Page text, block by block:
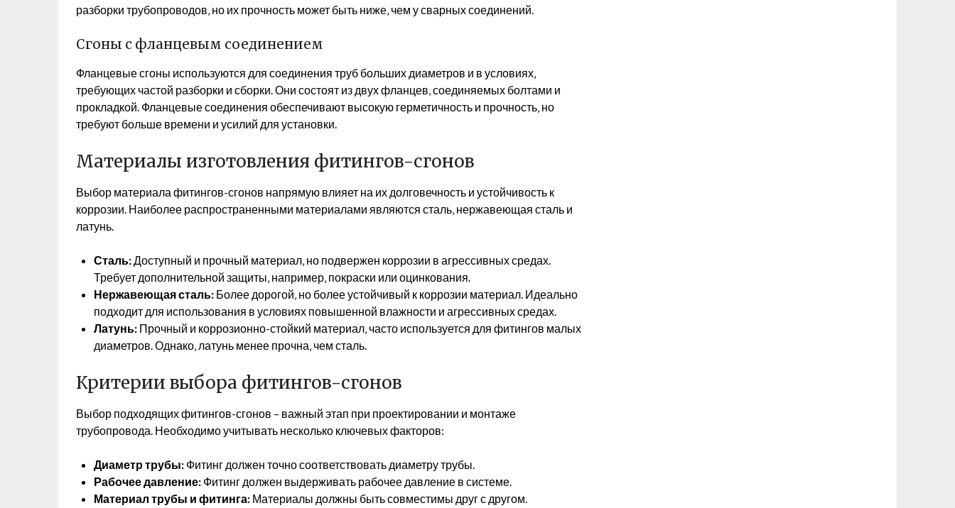
разборки трубопроводов‚ но их прочность может быть ниже‚ чем у сварных соединений.
Сгоны с фланцевым соединением
Фланцевые сгоны используются для соединения труб больших диаметров и в условиях‚
требующих частой разборки и сборки. Они состоят из двух фланцев‚ соединяемых болтами и
прокладкой. Фланцевые соединения обеспечивают высокую герметичность и прочность‚ но
требуют больше времени и усилий для установки.
Материалы изготовления фитингов-сгонов
Выбор материала фитингов-сгонов напрямую влияет на их долговечность и устойчивость к
коррозии. Наиболее распространенными материалами являются сталь‚ нержавеющая сталь и
латунь.
Сталь:Доступный и прочный материал‚ но подвержен коррозии в агрессивных средах.
Требует дополнительной защиты‚ например‚ покраски или оцинкования.
Нержавеющая сталь: Более дорогой‚ но более устойчивый к коррозии материал. Идеально
подходит для использования в условиях повышенной влажности и агрессивных средах.
Латунь: Прочный и коррозионно-стойкий материал‚ часто используется для фитингов малых
диаметров. Однако‚ латунь менее прочна‚ чем сталь.
Критерии выбора фитингов-сгонов
Выбор подходящих фитингов-сгонов – важный этап при проектировании и монтаже
трубопровода. Необходимо учитывать несколько ключевых факторов:
Диаметр трубы: Фитинг должен точно соответствовать диаметру трубы.
Рабочее давление: Фитинг должен выдерживать рабочее давление в системе.
Материал трубы и фитинга: Материалы должны быть совместимы друг с другом.